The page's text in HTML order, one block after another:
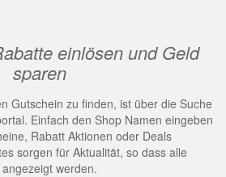
einlösen und Geld
sparen
Gutschein zu finden, ist über die Suche
Einfach den Shop Namen eingeben
Rabatt Aktionen oder Deals
sorgen für Aktualität, so dass alle
werden.